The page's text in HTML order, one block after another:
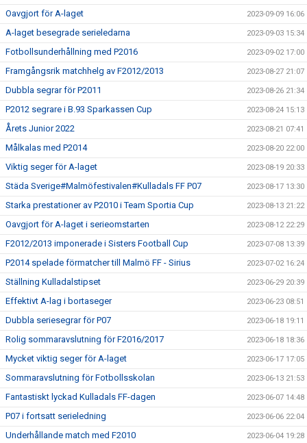
Oavgjort för A-laget 2023-09-09 16:06
A-laget besegrade serieledarna 2023-09-03 15:34
Fotbollsunderhållning med P2016 2023-09-02 17:00
Framgångsrik matchhelg av F2012/2013 2023-08-27 21:07
Dubbla segrar för P2011 2023-08-26 21:34
P2012 segrare i B.93 Sparkassen Cup 2023-08-24 15:13
Årets Junior 2022 2023-08-21 07:41
Målkalas med P2014 2023-08-20 22:00
Viktig seger för A-laget 2023-08-19 20:33
Städa Sverige#Malmöfestivalen#Kulladals FF P07 2023-08-17 13:30
Starka prestationer av P2010 i Team Sportia Cup 2023-08-13 21:22
Oavgjort för A-laget i serieomstarten 2023-08-12 22:29
F2012/2013 imponerade i Sisters Football Cup 2023-07-08 13:39
P2014 spelade förmatcher till Malmö FF - Sirius 2023-07-02 16:24
Ställning Kulladalstipset 2023-06-29 20:39
Effektivt A-lag i bortaseger 2023-06-23 08:51
Dubbla seriesegrar för P07 2023-06-18 19:11
Rolig sommaravslutning för F2016/2017 2023-06-18 18:36
Mycket viktig seger för A-laget 2023-06-17 17:05
Sommaravslutning för Fotbollsskolan 2023-06-13 21:53
Fantastiskt lyckad Kulladals FF-dagen 2023-06-07 14:48
P07 i fortsatt serieledning 2023-06-06 22:04
Underhållande match med F2010 2023-06-04 19:28